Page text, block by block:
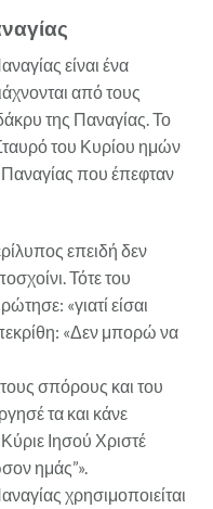
είναι ένα
από τους
της Παναγίας. Το
του Κυρίου ημών
που έπεφταν
επειδή δεν
Τότε του
«γιατί είσαι
«Δεν μπορώ να
σπόρους και του
τα και κάνε
Ιησού Χριστέ
ημάς”».
χρησιμοποιείται